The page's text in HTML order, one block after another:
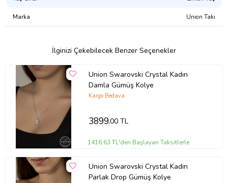
Marka Union Takı
İlginizi Çekebilecek Benzer Seçenekler
Union Swarovski Crystal Kadın
Damla Gümüş Kolye
Kargo Bedava
3899,00 TL
1416,63 TL'den Başlayan Taksitlerle
Union Swarovski Crystal Kadın
Parlak Drop Gümüş Kolye